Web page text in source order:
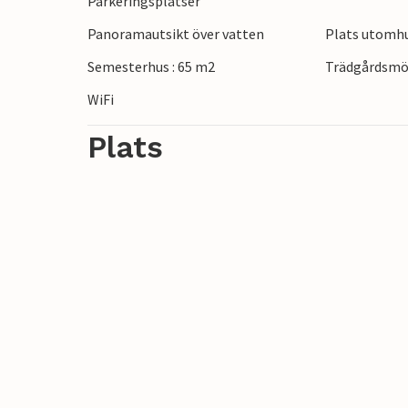
erbjuder utmärkta fiskemöjligheter.
dig mer om den lokala kulturen och
starkt, där du kan uppleva oförglömliga
Vinteraktiviteterna inkluderar
Panoramautsikt över vatten Plats
Semesterhus : 65 m2
WiFi
Plats